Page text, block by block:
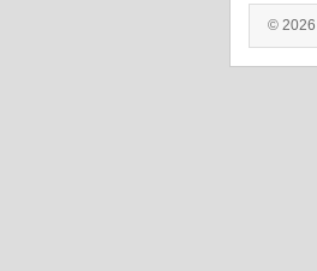
© 2026